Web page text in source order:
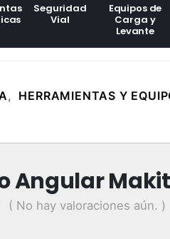
Seguridad
Vial
Equipos de
Carga y
Levante
, HERRAMIENTAS Y
Angular
( No hay valoraciones aún. )